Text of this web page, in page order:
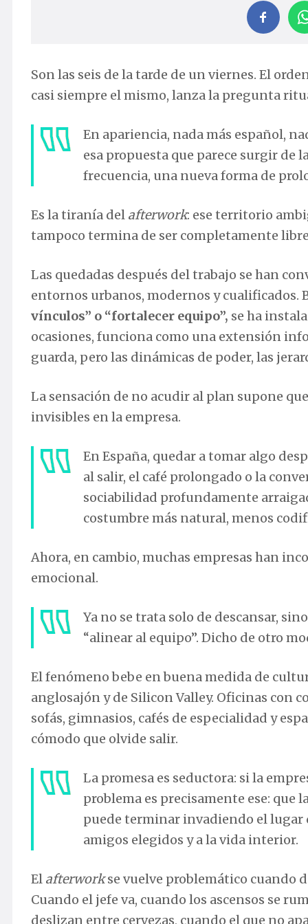
Son las seis de la tarde de un viernes. El
casi siempre el mismo, lanza la pregunta
En apariencia, nada más español,
esa propuesta que parece surgir de
frecuencia, una nueva forma de
Es la tiranía del afterwork: ese territorio
tampoco termina de ser completamente
Las quedadas después del trabajo se han
entornos urbanos, modernos y cualificados.
vínculos” o “fortalecer equipo”, se ha
ocasiones, funciona como una extensión
guarda, pero las dinámicas de poder, las
La sensación de no acudir al plan supone
invisibles en la empresa.
En España, quedar a tomar algo
al salir, el café prolongado o la
sociabilidad profundamente
costumbre más natural, menos
Ahora, en cambio, muchas empresas han
emocional.
Ya no se trata solo de descansar,
“alinear al equipo”. Dicho de otro
El fenómeno bebe en buena medida de
anglosajón y de Silicon Valley. Oficinas con
sofás, gimnasios, cafés de especialidad y
cómodo que olvide salir.
La promesa es seductora: si la
problema es precisamente ese: que
puede terminar invadiendo el lugar
amigos elegidos y a la vida interior.
El afterworkse vuelve problemático cuando
Cuando el jefe va, cuando los ascensos se
deslizan entre cervezas, cuando el que no